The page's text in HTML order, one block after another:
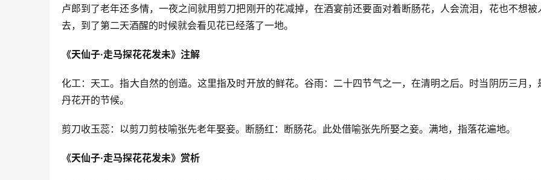
卢郎到了老年还多情，一夜之间就用剪刀把刚开的花减掉，在酒宴前还要面对着断肠花，人会流泪，花也不想被
去，到了第二天酒醒的时候就会看见花已经落了一地。
《天仙子·走马探花花发未》注解
化工：天工。指大自然的创造。这里指及时开放的鲜花。谷雨：二十四节气之一，在清明之后。时当阴历三月，
丹花开的节候。
剪刀收玉蕊：以剪刀剪枝喻张先老年娶妾。断肠红：断肠花。此处借喻张先所娶之妾。满地，指落花遍地。
《天仙子·走马探花花发未》赏析